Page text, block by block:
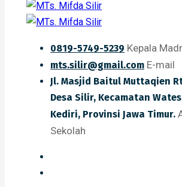
0819-5749-5239 Kepala
mts.silir@gmail.com E-mail
Jl. Masjid Baitul Muttaqien
Desa Silir, Kecamatan
Kediri, Provinsi Jawa Timur.
Sekolah